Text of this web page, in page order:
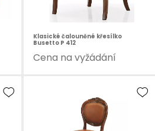
Klasické čalouněné křesílko
Busetto P 412
Cena na vyžádání